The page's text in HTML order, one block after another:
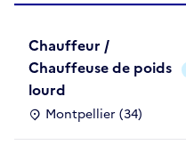
Chauffeur /
Chauffeuse de poids
lourd
Montpellier (34)